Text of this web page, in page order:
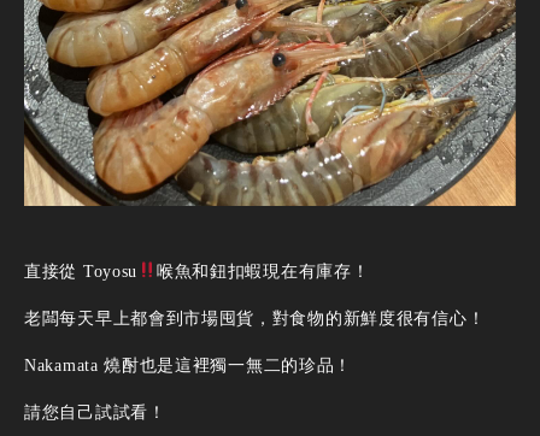
直接從 Toyosu 喉魚和鈕扣蝦現在有庫存！
老闆每天早上都會到市場囤貨，對食物的新鮮度很有信心！
Nakamata 燒酎也是這裡獨一無二的珍品！
請您自己試試看！